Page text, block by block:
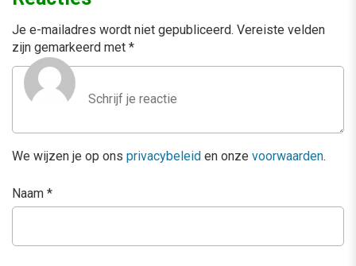
Je e-mailadres wordt niet gepubliceerd. Vereiste velden
zijn gemarkeerd met *
We wijzen je op ons privacybeleid en onze voorwaarden.
Naam *